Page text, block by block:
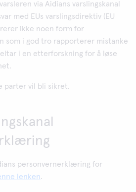
via Aidians varslingskanal
med EUs varslingsdirektiv (EU
ikke noen form for
som i god tro rapporterer mistanke
i en etterforskning for å løse
parter vil bli sikret.
personvernerklæring for
lenken.